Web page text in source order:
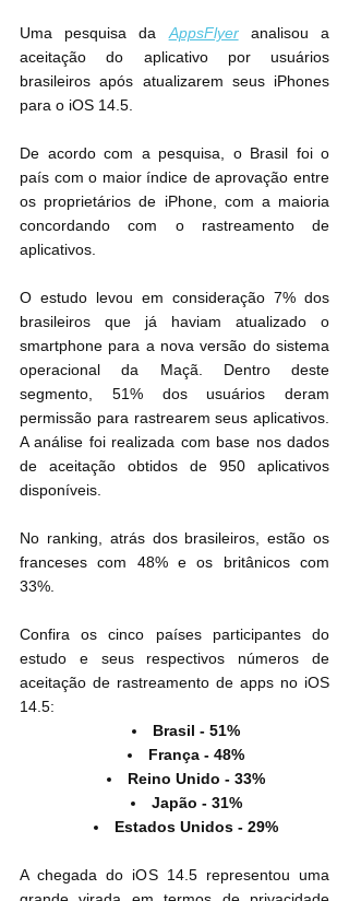
Uma pesquisa da AppsFlyer analisou a
aceitação do aplicativo por usuários
brasileiros após atualizarem seus iPhones
para o iOS 14.5.
De acordo com a pesquisa, o Brasil foi o
país com o maior índice de aprovação entre
os proprietários de iPhone, com a maioria
concordando com o rastreamento de
aplicativos.
O estudo levou em consideração 7% dos
brasileiros que já haviam atualizado o
smartphone para a nova versão do sistema
operacional da Maçã. Dentro deste
segmento, 51% dos usuários deram
permissão para rastrearem seus aplicativos.
A análise foi realizada com base nos dados
de aceitação obtidos de 950 aplicativos
disponíveis.
No ranking, atrás dos brasileiros, estão os
franceses com 48% e os britânicos com
33%.
Confira os cinco países participantes do
estudo e seus respectivos números de
aceitação de rastreamento de apps no iOS
14.5:
Brasil - 51%
França - 48%
Reino Unido - 33%
Japão - 31%
Estados Unidos - 29%
A chegada do iOS 14.5 representou uma